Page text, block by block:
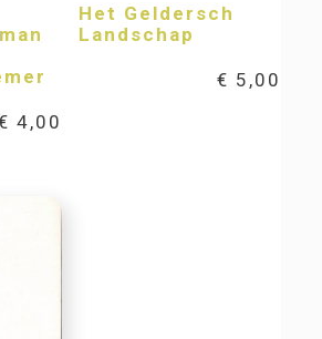
4,00
Het Geldersch
Landschap
€ 5,00